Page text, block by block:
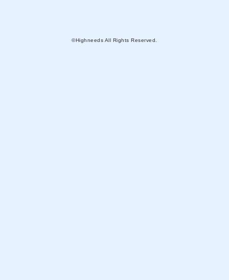
©Highneeds All Rights Reserved.